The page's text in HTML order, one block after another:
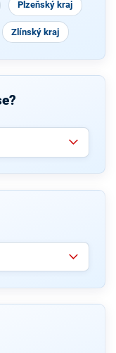
Plzeňský kraj
Zlínský kraj